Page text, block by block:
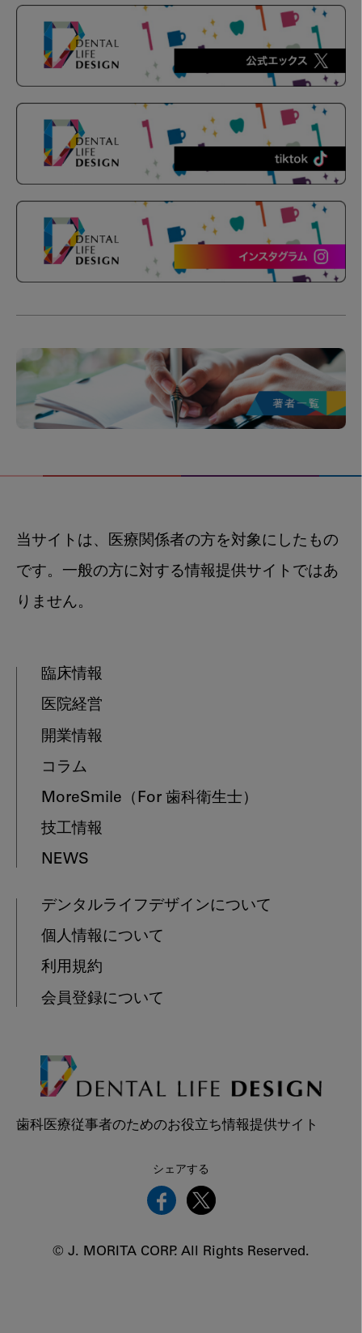
当サイトは、医療関係者の方を対象にしたもの
です。一般の方に対する情報提供サイトではあ
りません。
臨床情報
医院経営
開業情報
コラム
MoreSmile （For 歯科衛生士）
技工情報
NEWS
デンタルライフデザインについて
個人情報について
利用規約
会員登録について
歯科医療従事者のためのお役立ち情報提供サイト
シェアする
© J. MORITA CORP. All Rights Reserved.